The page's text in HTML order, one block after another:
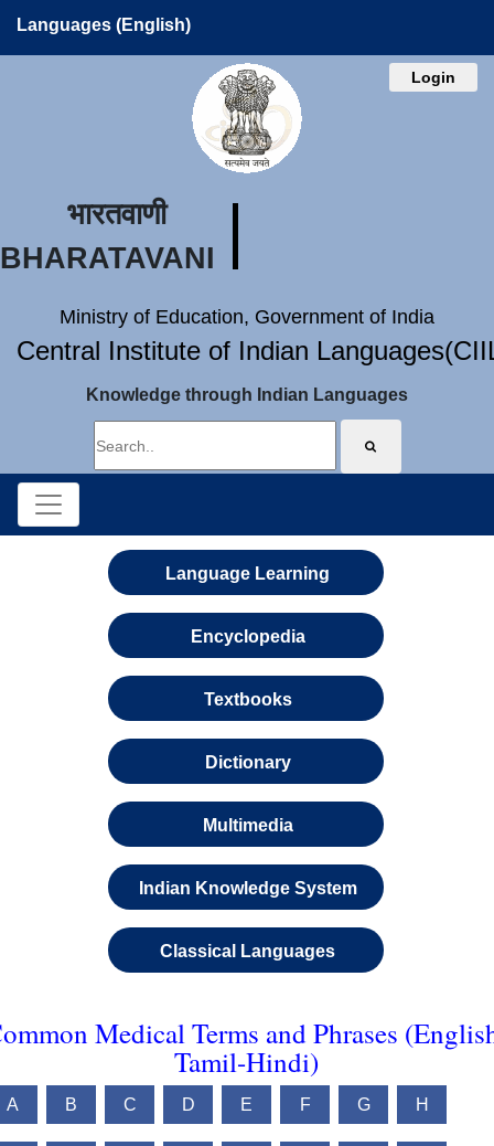
Languages (English)
Login
भारतवाणी
BHARATAVANI
Ministry of Education, Government of India
Central Institute of Indian
Knowledge through Indian Languages
Language Learning
Encyclopedia
Textbooks
Dictionary
Multimedia
Indian Knowledge System
Classical Languages
Medical Terms and Phrases
Tamil-Hindi)
A B C D E F G H